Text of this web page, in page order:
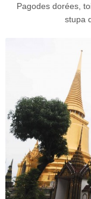
Pagodes dorées,
stupa